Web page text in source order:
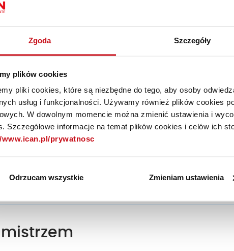
Zgoda Szczegóły
plików cookies
pliki cookies, które są niezbędne do tego, aby osoby
usług i funkcjonalności. Używamy również plików cookies
W dowolnym momencie można zmienić ustawienia i
Szczegółowe informacje na temat plików cookies i celów ich
prywatnosc
Odrzucam wszystkie Zmieniam ustawienia
wielu elementów składających się na obszar odpowiedzialności
o kung‑fu, samo słowo oznacza po chińsku osiągnięcie
dziedzinie, wykonywanie zadania lub pracy w bardzo
w dbaniu o szczegóły (sama sztuka walki to po chińsku
wushu, łączy wiele istotnych cech. Jedno i drugie, jako
operacyjnej, ale przede wszystkim wiedzy i dobrego
strategicznej.Dlatego, aby odnieść sukces na rynku,
dostępnych zasobów i narzędzi, w tym przypadku:
działania oraz umiejętności korzystania z różnych modeli
powyższych jest znajomość praw anatomii,
w gruncie rzeczybig data
ale rozwój w różnych dziedzinach